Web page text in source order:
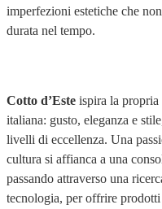
imperfezioni estetiche che
durata nel tempo.
Cotto d’Este ispira la
italiana: gusto, eleganza e
livelli di eccellenza. Una
cultura si affianca a una
passando attraverso una
tecnologia, per offrire